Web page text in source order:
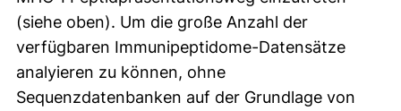
(siehe oben). Um die große Anzahl der
verfügbaren Immunipeptidome-Datensätze
analyieren zu können, ohne
Sequenzdatenbanken auf der Grundlage von